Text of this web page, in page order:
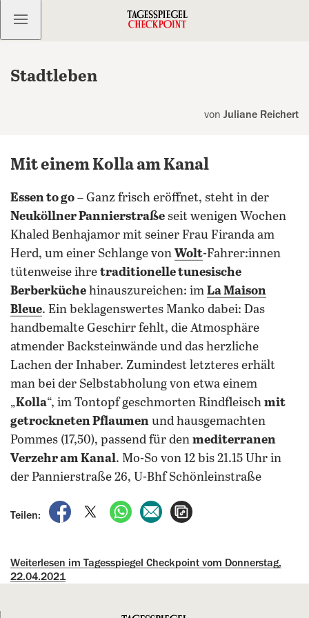
Kostenlos anmelden
Stadtleben
von Juliane Reichert
Mit einem Kolla am Kanal
Essen to go – Ganz frisch eröffnet, steht in der
Neuköllner Pannierstraße seit wenigen Wochen
Khaled Benhajamor mit seiner Frau Firanda am
Herd, um einer Schlange von Wolt-Fahrer:innen
tütenweise ihre traditionelle tunesische
Berberküche hinauszureichen: im La Maison
Bleue. Ein beklagenswertes Manko dabei: Das
handbemalte Geschirr fehlt, die Atmosphäre
atmender Backsteinwände und das herzliche
Lachen der Inhaber. Zumindest letzteres erhält
man bei der Selbstabholung von etwa einem
„Kolla“, im Tontopf geschmorten Rindfleisch mit
getrockneten Pflaumen und hausgemachten
Pommes (17,50), passend für den mediterranen
Verzehr am Kanal. Mo-So von 12 bis 21.15 Uhr in
der Pannierstraße 26, U-Bhf Schönleinstraße
Teilen:
auf Facebook teilen
auf X teilenper WhatsApp teilen
per E-Mail teilen
Weiterlesen im Tagesspiegel Checkpoint vom Donnerstag,
22.04.2021